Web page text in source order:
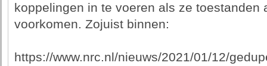
koppelingen in te voeren als ze toestanden
voorkomen. Zojuist binnen:
https://www.nrc.nl/nieuws/2021/01/12/